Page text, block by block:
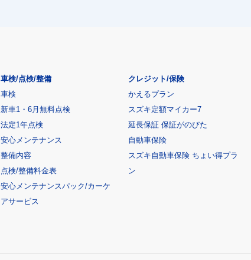
車検/点検/整備
車検
新車1・6月無料点検
法定1年点検
安心メンテナンス
整備内容
点検/整備料金表
安心メンテナンスパック/カーケ
アサービス
クレジット/保険
かえるプラン
スズキ定額マイカー7
延長保証 保証がのびた
自動車保険
スズキ自動車保険 ちょい得プラ
ン